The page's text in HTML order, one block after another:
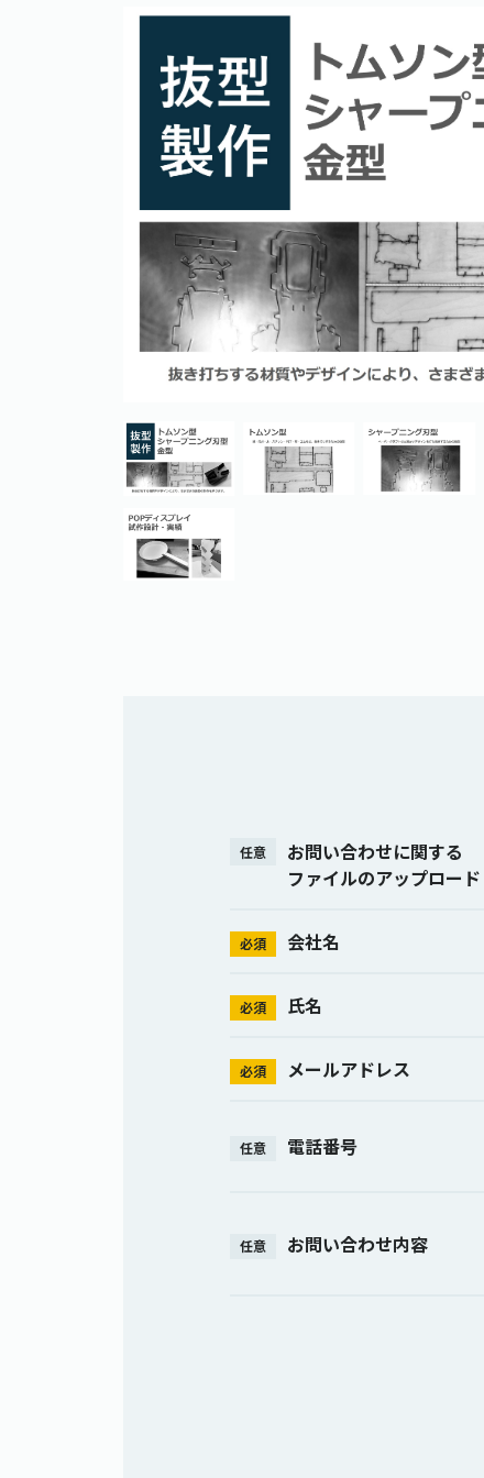
任意
お問い合わせに関する
ファイルのアップロード
必須 会社名
必須 氏名
必須 メールアドレス
任意 電話番号
任意 お問い合わせ内容